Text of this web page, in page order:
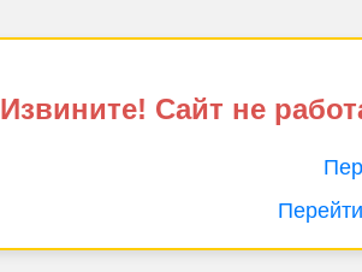
Извините! Сайт не